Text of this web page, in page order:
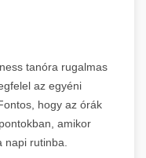
tanóra rugalmas
az egyéni
hogy az órák
amikor
napi rutinba.